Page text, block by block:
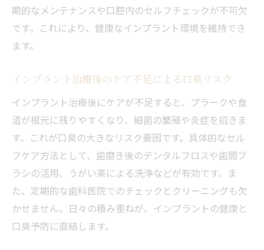
期的なメンテナンスや口腔内のセルフチェックが不可欠
です。これにより、健康なインプラント環境を維持でき
ます。
インプラント治療後のケア不足による口臭リスク
インプラント治療後にケアが不足すると、プラークや食
渣が根元に残りやすくなり、細菌の繁殖や炎症を招きま
す。これが口臭の大きなリスク要因です。具体的なセル
フケア方法として、歯磨き後のデンタルフロスや歯間ブ
ラシの活用、うがい薬による洗浄などが有効です。ま
た、定期的な歯科医院でのチェックとクリーニングも欠
かせません。日々の積み重ねが、インプラントの健康と
口臭予防に直結します。